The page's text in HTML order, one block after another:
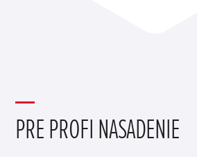
PRE PROFI NASADENIE